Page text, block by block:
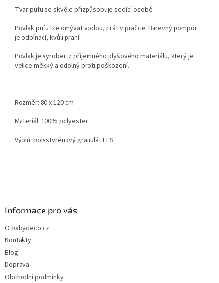
Tvar pufu se skvěle přizpůsobuje sedící osobě.
Povlak pufu lze omývat vodou, prát v pračce. Barevný pompon
je odpínací, kvůli praní.
Povlak je vyroben z příjemného plyšového materiálu, který je
velice měkký a odolný proti poškození.
Rozměr: 80 x 120 cm
Materiál: 100% polyester
Výplň: polystyrénový granulát EPS
Informace pro vás
O babydeco.cz
Kontakty
Blog
Doprava
Obchodní podmínky